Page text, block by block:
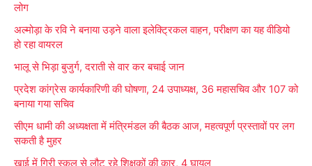
o
r
:
लोग
अल्मोड़ा के रवि ने बनाया उड़ने वाला इलेक्ट्रिकल वाहन, परीक्षण का यह वीडियो
हो रहा वायरल
भालू से भिड़ा बुजुर्ग, दराती से वार कर बचाई जान
प्रदेश कांग्रेस कार्यकारिणी की घोषणा, 24 उपाध्यक्ष, 36 महासचिव और 107 को
बनाया गया सचिव
सीएम धामी की अध्यक्षता में मंत्रिमंडल की बैठक आज, महत्वपूर्ण प्रस्तावों पर लग
सकती है मुहर
खाई में गिरी स्कूल से लौट रहे शिक्षकों की कार, 4 घायल